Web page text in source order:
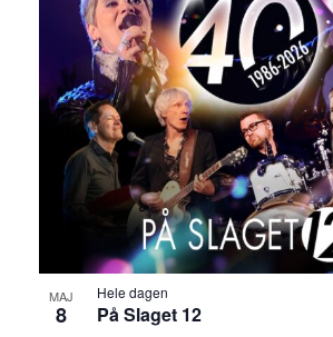
MAJ
8
Hele dagen
På Slaget 12